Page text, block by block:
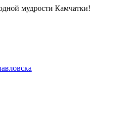
мудрости Камчатки!